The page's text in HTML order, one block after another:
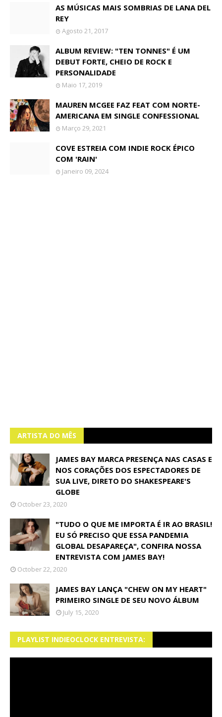
AS MÚSICAS MAIS SOMBRIAS DE LANA DEL
REY
Agosto 21, 2017
ALBUM REVIEW: "TEN TONNES" É UM
DEBUT FORTE, CHEIO DE ROCK E
PERSONALIDADE
Maio 17, 2019
MAUREN MCGEE FAZ FEAT COM NORTE-
AMERICANA EM SINGLE CONFESSIONAL
Março 29, 2021
COVE ESTREIA COM INDIE ROCK ÉPICO
COM 'RAIN'
Janeiro 09, 2024
ARTISTA DO MÊS
JAMES BAY MARCA PRESENÇA NAS CASAS E
NOS CORAÇÕES DOS ESPECTADORES DE
SUA LIVE, DIRETO DO SHAKESPEARE'S
GLOBE
October 23, 2020
"TUDO O QUE ME IMPORTA É IR AO BRASIL!
EU SÓ PRECISO QUE ESSA PANDEMIA
GLOBAL DESAPAREÇA", CONFIRA NOSSA
ENTREVISTA COM JAMES BAY!
October 22, 2020
JAMES BAY LANÇA "CHEW ON MY HEART"
PRIMEIRO SINGLE DE SEU NOVO ÁLBUM
July 15, 2020
PLAYLIST INDIEOCLOCK ENTREVISTA: